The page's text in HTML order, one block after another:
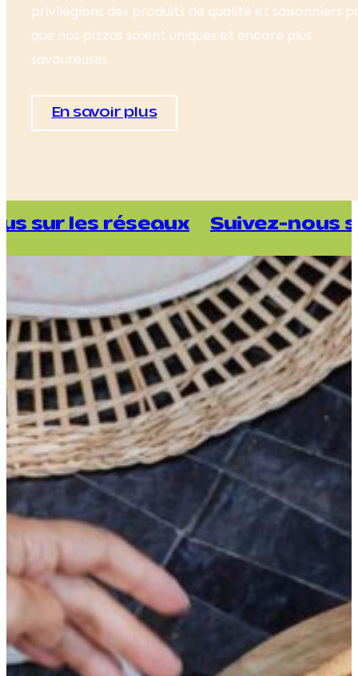
privilégions des produits de qualité et saisonniers
que nos pizzas soient uniques et encore plus
savoureuses.
En savoir plus
Suivez-nous sur les